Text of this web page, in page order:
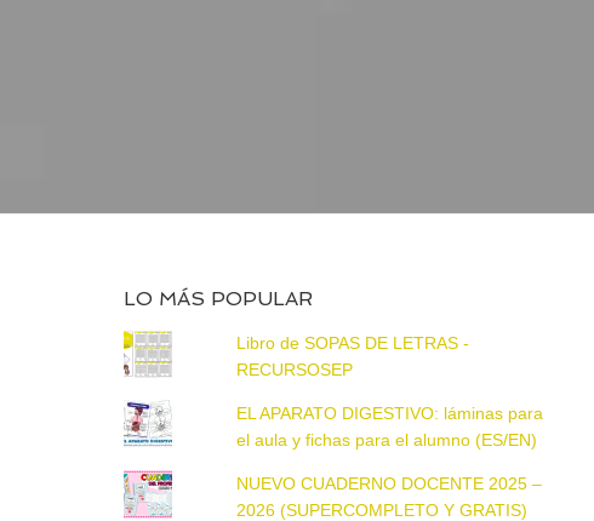
LO MÁS POPULAR
Libro de SOPAS DE LETRAS -
RECURSOSEP
EL APARATO DIGESTIVO: láminas para
el aula y fichas para el alumno (ES/EN)
NUEVO CUADERNO DOCENTE 2025 –
2026 (SUPERCOMPLETO Y GRATIS)